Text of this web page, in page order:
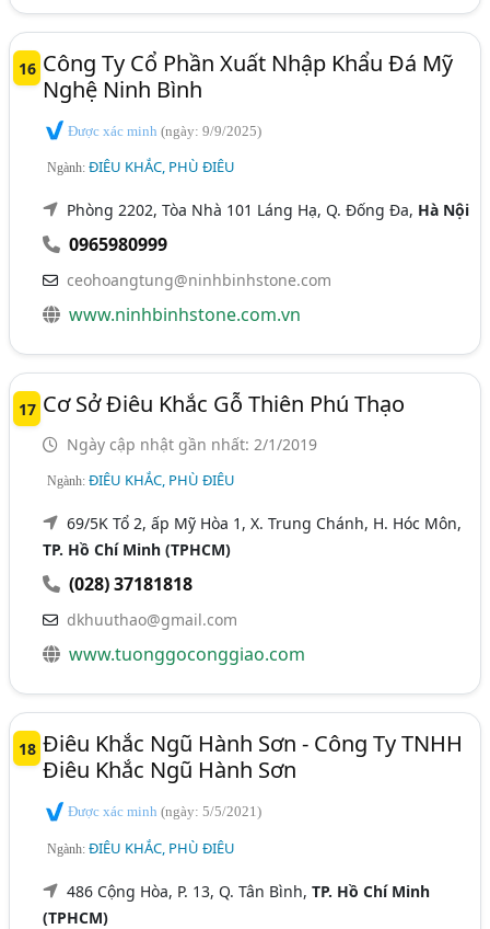
16 Công Ty Cổ Phần Xuất Nhập Khẩu Đá Mỹ
Nghệ Ninh Bình
Được xác minh(ngày: 9/9/2025)
Ngành:ĐIÊU KHẮC, PHÙ ĐIÊU
Phòng 2202, Tòa Nhà 101 Láng Hạ, Q. Đống Đa, Hà Nội
0965980999
ceohoangtung@ninhbinhstone.com
www.ninhbinhstone.com.vn
17 Cơ Sở Điêu Khắc Gỗ Thiên Phú Thạo
Ngày cập nhật gần nhất: 2/1/2019
Ngành:ĐIÊU KHẮC, PHÙ ĐIÊU
69/5K Tổ 2, ấp Mỹ Hòa 1, X. Trung Chánh, H. Hóc Môn,
TP. Hồ Chí Minh (TPHCM)
(028) 37181818
dkhuuthao@gmail.com
www.tuonggoconggiao.com
18 Điêu Khắc Ngũ Hành Sơn - Công Ty TNHH
Điêu Khắc Ngũ Hành Sơn
Được xác minh(ngày: 5/5/2021)
Ngành:ĐIÊU KHẮC, PHÙ ĐIÊU
486 Cộng Hòa, P. 13, Q. Tân Bình,TP. Hồ Chí Minh
(TPHCM)